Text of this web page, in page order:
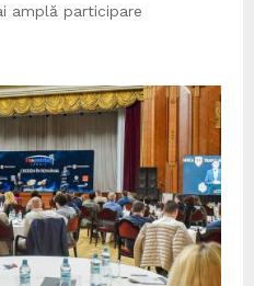
amplă participare